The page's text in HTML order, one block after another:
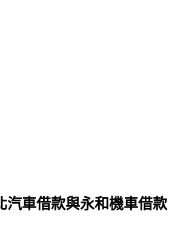
汽車借款與永和機車借款